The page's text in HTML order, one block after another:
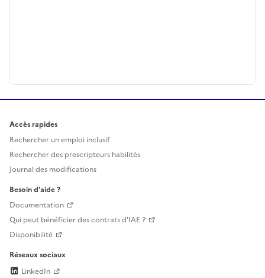
Accès rapides
Rechercher un emploi inclusif
Rechercher des prescripteurs habilités
Journal des modifications
Besoin d'aide ?
Documentation
Qui peut bénéficier des contrats d'IAE ?
Disponibilité
Réseaux sociaux
LinkedIn